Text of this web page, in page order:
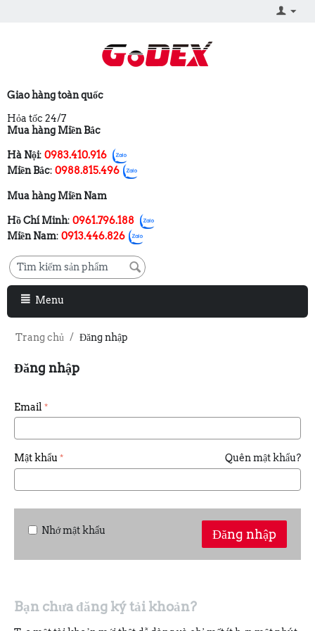
Giao hàng toàn quốc
Hỏa tốc 24/7
Mua hàng Miền Bắc
Hà Nội: 0983.410.916
Miền Bắc: 0988.815.496
Mua hàng Miền Nam
Hồ Chí Minh: 0961.796.188
Miền Nam: 0913.446.826
Menu
Trang chủ / Đăng nhập
Đăng nhập
Email
Mật khẩu Quên mật khẩu?
Đăng nhập
Nhớ mật khẩu
Bạn chưa đăng ký tải khoản?